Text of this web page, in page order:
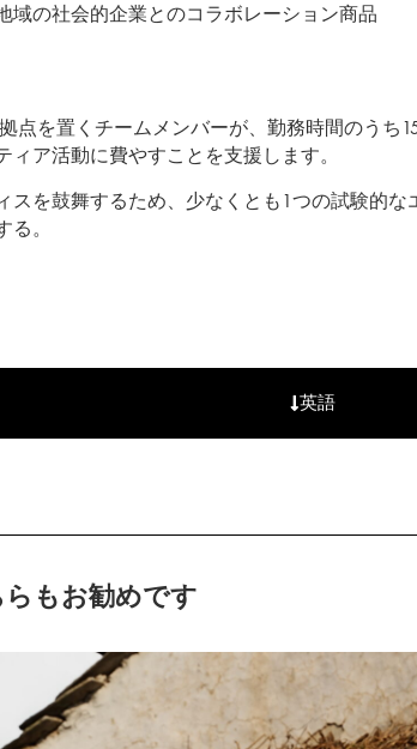
域の社会的企業とのコラボレーション商品
点を置くチームメンバーが、勤務時間のうち
ア活動に費やすことを支援します。
スを鼓舞するため、少なくとも1つの試験的な
。
英語
らもお勧めです